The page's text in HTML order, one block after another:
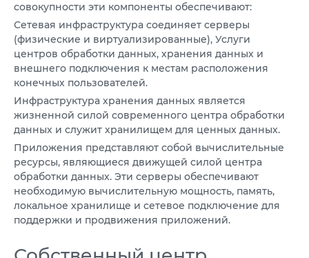
совокупности эти компоненты обеспечивают:
Сетевая инфраструктура соединяет серверы
(физические и виртуализированные), Услуги
центров обработки данных, хранения данных и
внешнего подключения к местам расположения
конечных пользователей.
Инфраструктура хранения данных является
жизненной силой современного центра обработки
данных и служит хранилищем для ценных данных.
Приложения представляют собой вычислительные
ресурсы, являющиеся движущей силой центра
обработки данных. Эти серверы обеспечивают
необходимую вычислительную мощность, память,
локальное хранилище и сетевое подключение для
поддержки и продвижения приложений.